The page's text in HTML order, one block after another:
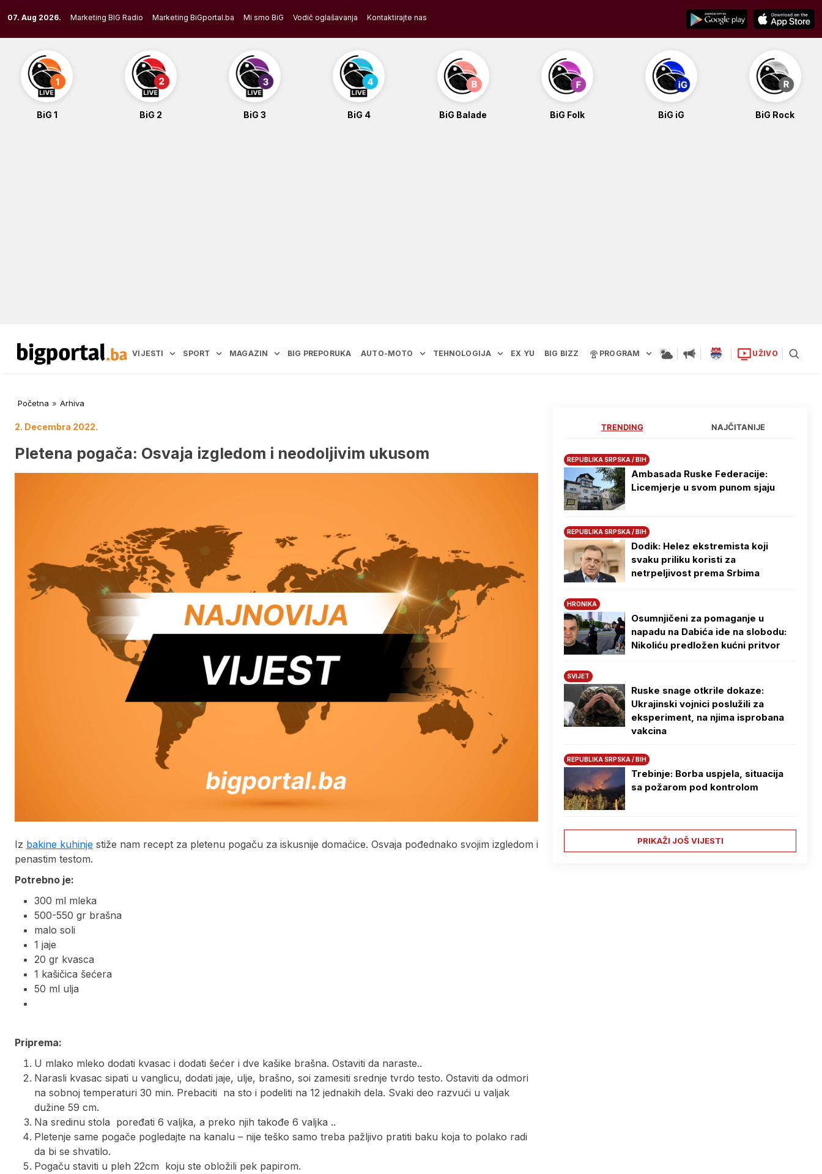
to
content
07. Aug 2026. Marketing BIG Radio Marketing BiGportal.ba Mi smo BiG Vodič oglašavanja Kontaktirajte nas
BiG 1 BiG 2 BiG 3 BiG 4 BiG Balade BiG Folk BiG iG BiG Rock
VIJESTI SPORT MAGAZIN BIG PREPORUKA AUTO-MOTO TEHNOLOGIJA EX YU BIG BIZZ PROGRAM UŽIVO
Početna » Arhiva
2. Decembra 2022.
Pletena pogača: Osvaja izgledom i neodoljivim ukusom
Iz bakine kuhinje stiže nam recept za pletenu pogaču za iskusnije domaćice. Osvaja pođednako svojim izgledom i
penastim testom.
Potrebno je:
300 ml mleka
500-550 gr brašna
malo soli
1 jaje
20 gr kvasca
1 kašičica šećera
50 ml ulja
Priprema:
U mlako mleko dodati kvasac i dodati šećer i dve kašike brašna. Ostaviti da naraste..
Narasli kvasac sipati u vanglicu, dodati jaje, ulje, brašno, soi zamesiti srednje tvrdo testo. Ostaviti da odmori
na sobnoj temperaturi 30 min. Prebaciti na sto i podeliti na 12 jednakih dela. Svaki deo razvući u valjak
dužine 59 cm.
Na sredinu stola poređati 6 valjka, a preko njih takođe 6 valjka ..
Pletenje same pogače pogledajte na kanalu – nije teško samo treba pažljivo pratiti baku koja to polako radi
da bi se shvatilo.
Pogaču staviti u pleh 22cm koju ste obložili pek papirom.
TRENDING NAJČITANIJE
REPUBLIKA SRPSKA / BIH
Ambasada Ruske Federacije:
Licemjerje u svom punom sjaju
REPUBLIKA SRPSKA / BIH
Dodik: Helez ekstremista koji
svaku priliku koristi za
netrpeljivost prema Srbima
HRONIKA
Osumnjičeni za pomaganje u
napadu na Dabića ide na slobodu:
Nikoliću predložen kućni pritvor
SVIJET
Ruske snage otkrile dokaze:
Ukrajinski vojnici poslužili za
eksperiment, na njima isprobana
vakcina
REPUBLIKA SRPSKA / BIH
Trebinje: Borba uspjela, situacija
sa požarom pod kontrolom
PRIKAŽI JOŠ VIJESTI